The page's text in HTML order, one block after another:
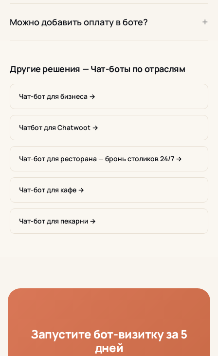
Можно добавить оплату в боте? +
Другие решения — Чат-боты по отраслям
Чат-бот для бизнеса →
Чатбот для Chatwoot →
Чат-бот для ресторана — бронь столиков 24/7 →
Чат-бот для кафе →
Чат-бот для пекарни →
Запустите бот-визитку за 5
дней